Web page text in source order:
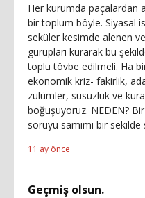
Her kurumda paçalardan
bir toplum böyle. Siyasal
seküler kesimde alenen
gurupları kurarak bu
toplu tövbe edilmeli. Ha
ekonomik kriz- fakirlik,
zulümler, susuzluk ve
boğuşuyoruz. NEDEN?
soruyu samimi bir sekilde
11 ay önce
Geçmiş olsun.